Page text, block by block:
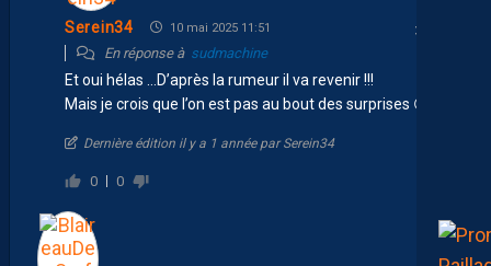
Serein34 10 mai 2025 11:51
En réponse à sudmachine
Et oui hélas …D’après la rumeur il va revenir !!!
Mais je crois que l’on est pas au bout des surprises 😡
Dernière édition il y a 1 année par Serein34
0 0